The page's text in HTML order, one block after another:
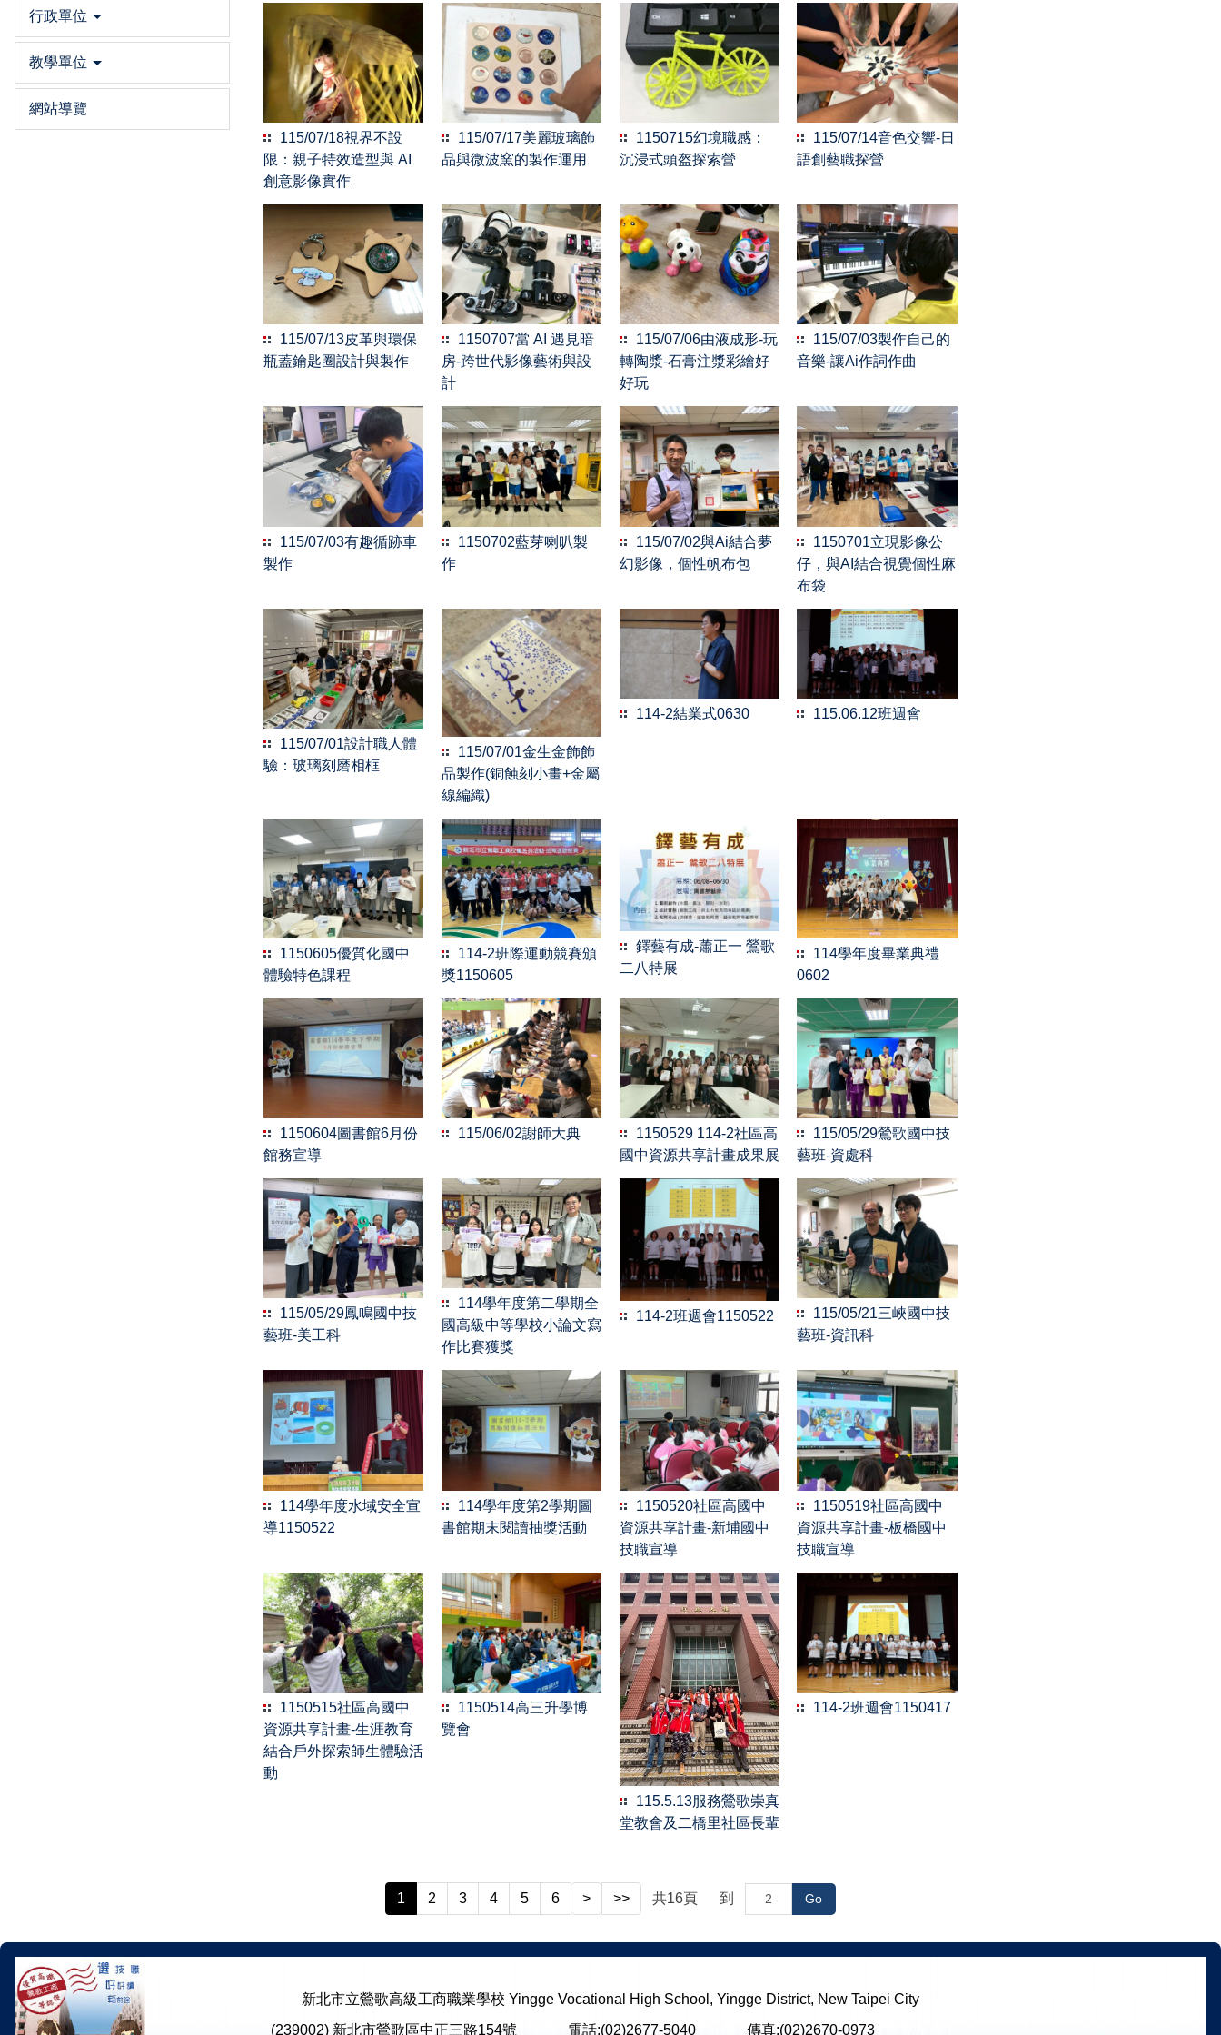
行政單位
教學單位
網站導覽
115/07/18視界不設
限：親⼦特效造型與 AI
創意影像實作
115/07/17美麗玻璃飾
品與微波窯的製作運用
1150715幻境職感：
沉浸式頭盔探索營
115/07/14音色交響-日
語創藝職探營
115/07/13皮革與環保
瓶蓋鑰匙圈設計與製作
1150707當 AI 遇見暗
房-跨世代影像藝術與設
計
115/07/06由液成形-玩
轉陶漿-石膏注漿彩繪好
好玩
115/07/03製作自己的
音樂-讓Ai作詞作曲
115/07/03有趣循跡車
製作
1150702藍芽喇叭製
作
115/07/02與Ai結合夢
幻影像，個性帆布包
1150701立現影像公
仔，與AI結合視覺個性麻
布袋
115/07/01設計職人體
驗：玻璃刻磨相框
115/07/01金生金飾飾
品製作(銅蝕刻小畫+金屬
線編織)
114-2結業式0630 115.06.12班週會
1150605優質化國中
體驗特色課程
114-2班際運動競賽頒
獎1150605
鐸藝有成-蕭正一 鶯歌
二八特展
114學年度畢業典禮
0602
1150604圖書館6月份
館務宣導
115/06/02謝師大典
1150529 114-2社區高
國中資源共享計畫成果展
115/05/29鶯歌國中技
藝班-資處科
115/05/29鳳鳴國中技
藝班-美工科
114學年度第二學期全
國高級中等學校小論文寫
作比賽獲獎
114-2班週會1150522
115/05/21三峽國中技
藝班-資訊科
114學年度水域安全宣
導1150522
114學年度第2學期圖
書館期末閱讀抽獎活動
1150520社區高國中
資源共享計畫-新埔國中
技職宣導
1150519社區高國中
資源共享計畫-板橋國中
技職宣導
1150515社區高國中
資源共享計畫-生涯教育
結合戶外探索師生體驗活
動
1150514高三升學博
覽會
115.5.13服務鶯歌崇真
堂教會及二橋里社區長輩
114-2班週會1150417
1 2 3 4 5 6 > >> 共16頁 到 Go
新北市立鶯歌高級工商職業學校 Yingge Vocational High School, Yingge District, New Taipei City
(239002) 新北市鶯歌區中正三路154號
電話:(02)2677-5040 傳真:(02)2670-0973